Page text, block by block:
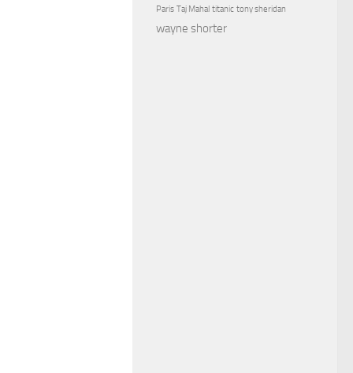
Paris Taj Mahal titanic tony sheridan
wayne shorter